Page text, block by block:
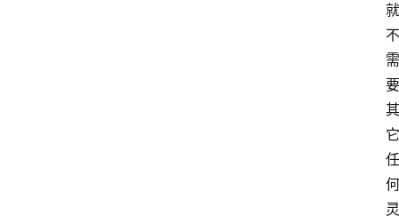
就
不
需
要
其
它
任
何
灵